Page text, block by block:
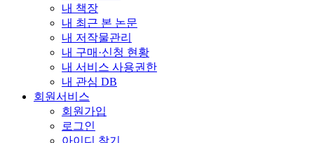
내 책장
내 최근 본 논문
내 저작물관리
내 구매·신청 현황
내 서비스 사용권한
내 관심 DB
회원서비스
회원가입
로그인
아이디 찾기